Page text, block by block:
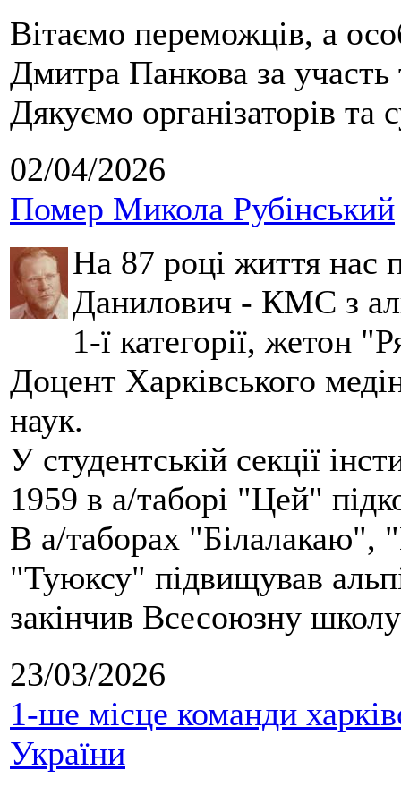
Вітаємо переможців, а
Дмитра Панкова за
Дякуємо організаторів та
02/04/2026
Помер Микола Рубінський
На 87 році життя нас
Данилович - КМС з
1-ї категорії, жетон
Доцент Харківського
наук.
У студентській секції
1959 в а/таборі "Цей"
В а/таборах "Білалакаю",
"Туюксу" підвищував
закінчив Всесоюзну
23/03/2026
1-ше місце команди
України